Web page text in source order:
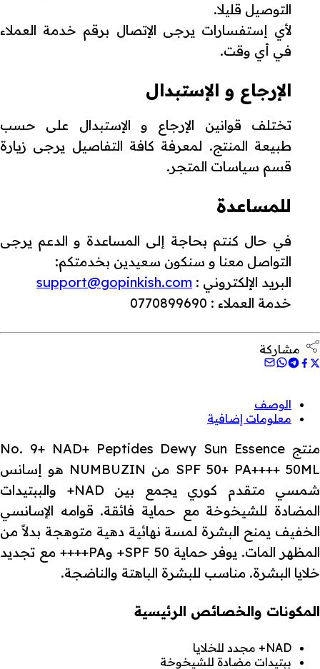
التوصيل قليلا.
لأي إستفسارات يرجى الإتصال برقم خدمة العملاء
في أي وقت.
الإرجاع و الإستبدال
تختلف قوانين الإرجاع و الإستبدال على حسب
طبيعة المنتج. لمعرفة كافة التفاصيل يرجى زيارة
قسم سياسات المتجر.
للمساعدة
في حال كنتم بحاجة إلى المساعدة و الدعم يرجى
التواصل معنا و سنكون سعيدين بخدمتكم:
البريد الإلكتروني : support@gopinkish.com
خدمة العملاء : 0770899690
مشاركة
الوصف
معلومات إضافية
منتج No. 9+ NAD+ Peptides Dewy Sun Essence
SPF 50+ PA++++ 50ML من NUMBUZIN هو إسانس
شمسي متقدم كوري يجمع بين NAD+ والببتيدات
المضادة للشيخوخة مع حماية فائقة. قوامه الإسانسي
الخفيف يمنح البشرة لمسة نهائية دهية متوهجة بدلاً من
المظهر المات. يوفر حماية SPF 50+ وPA++++ مع تجديد
خلايا البشرة. مناسب للبشرة الباهتة والناضجة.
المكونات والخصائص الرئيسية
NAD+ مجدد للخلايا
ببتيدات مضادة للشيخوخة